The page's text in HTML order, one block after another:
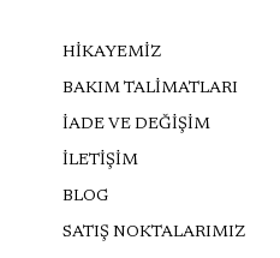
HİKAYEMİZ
BAKIM TALİMATLARI
İADE VE DEĞİŞİM
İLETİŞİM
BLOG
SATIŞ NOKTALARIMIZ